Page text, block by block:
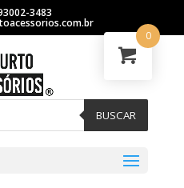
3483
BUSCAR
0